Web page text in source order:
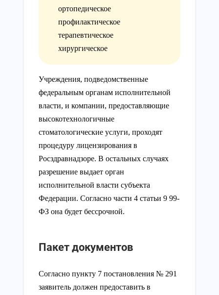
ортопедическое
профилактическое
терапевтическое
хирургическое
Учреждения, подведомственные
федеральным органам исполнительной
власти, и компании, предоставляющие
высокотехнологичные
стоматологические услуги, проходят
процедуру лицензирования в
Росздравнадзоре. В остальных случаях
разрешение выдает орган
исполнительной власти субъекта
Федерации. Согласно части 4 статьи 9 99-
ФЗ она будет бессрочной.
Пакет документов
Согласно пункту 7 постановления № 291
заявитель должен предоставить в